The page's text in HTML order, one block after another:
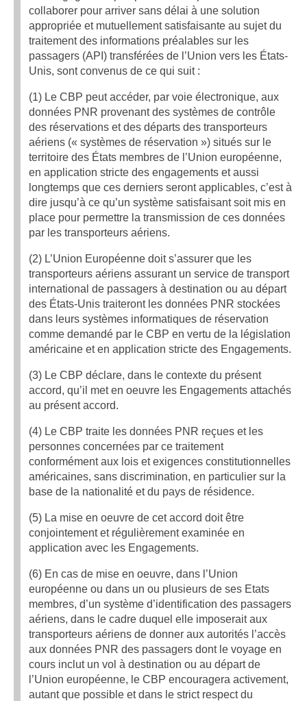
collaborer pour arriver sans délai à une solution
appropriée et mutuellement satisfaisante au sujet du
traitement des informations préalables sur les
passagers (API) transférées de l’Union vers les États-
Unis, sont convenus de ce qui suit :
(1) Le CBP peut accéder, par voie électronique, aux
données PNR provenant des systèmes de contrôle
des réservations et des départs des transporteurs
aériens (« systèmes de réservation ») situés sur le
territoire des États membres de l’Union européenne,
en application stricte des engagements et aussi
longtemps que ces derniers seront applicables, c’est à
dire jusqu’à ce qu’un système satisfaisant soit mis en
place pour permettre la transmission de ces données
par les transporteurs aériens.
(2) L’Union Européenne doit s’assurer que les
transporteurs aériens assurant un service de transport
international de passagers à destination ou au départ
des États-Unis traiteront les données PNR stockées
dans leurs systèmes informatiques de réservation
comme demandé par le CBP en vertu de la législation
américaine et en application stricte des Engagements.
(3) Le CBP déclare, dans le contexte du présent
accord, qu’il met en oeuvre les Engagements attachés
au présent accord.
(4) Le CBP traite les données PNR reçues et les
personnes concernées par ce traitement
conformément aux lois et exigences constitutionnelles
américaines, sans discrimination, en particulier sur la
base de la nationalité et du pays de résidence.
(5) La mise en oeuvre de cet accord doit être
conjointement et régulièrement examinée en
application avec les Engagements.
(6) En cas de mise en oeuvre, dans l’Union
européenne ou dans un ou plusieurs de ses Etats
membres, d’un système d’identification des passagers
aériens, dans le cadre duquel elle imposerait aux
transporteurs aériens de donner aux autorités l’accès
aux données PNR des passagers dont le voyage en
cours inclut un vol à destination ou au départ de
l’Union européenne, le CBP encouragera activement,
autant que possible et dans le strict respect du